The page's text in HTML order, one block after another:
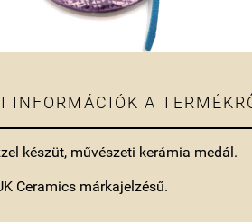
INFORMÁCIÓK A
készüt, művészeti kerámia medál.
Ceramics márkajelzésű.